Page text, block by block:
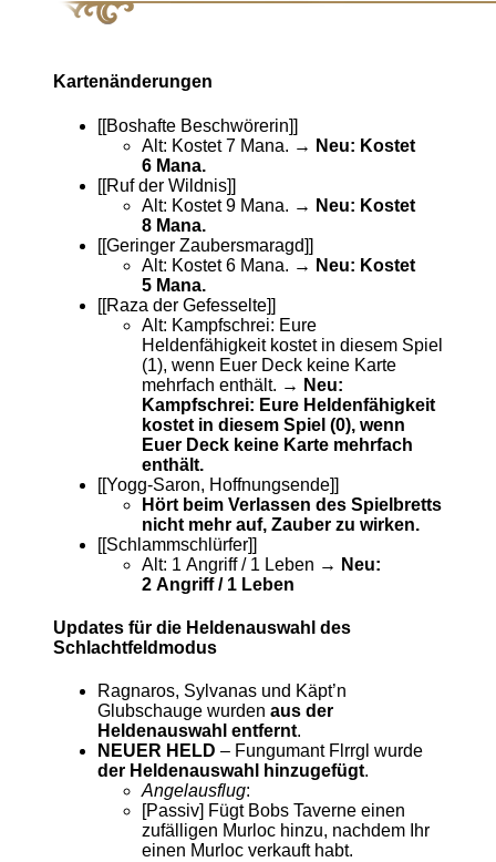
Kartenänderungen
[[Boshafte Beschwörerin]]
Alt: Kostet 7 Mana. → Neu: Kostet
6 Mana.
[[Ruf der Wildnis]]
Alt: Kostet 9 Mana. → Neu: Kostet
8 Mana.
[[Geringer Zaubersmaragd]]
Alt: Kostet 6 Mana. → Neu: Kostet
5 Mana.
[[Raza der Gefesselte]]
Alt: Kampfschrei: Eure
Heldenfähigkeit kostet in diesem Spiel
(1), wenn Euer Deck keine Karte
mehrfach enthält. → Neu:
Kampfschrei: Eure Heldenfähigkeit
kostet in diesem Spiel (0), wenn
Euer Deck keine Karte mehrfach
enthält.
[[Yogg-Saron, Hoffnungsende]]
Hört beim Verlassen des Spielbretts
nicht mehr auf, Zauber zu wirken.
[[Schlammschlürfer]]
Alt: 1 Angriff / 1 Leben → Neu:
2 Angriff / 1 Leben
Updates für die Heldenauswahl des
Schlachtfeldmodus
Ragnaros, Sylvanas und Käpt’n
Glubschauge wurden aus der
Heldenauswahl entfernt.
NEUER HELD – Fungumant Flrrgl wurde
der Heldenauswahl hinzugefügt.
Angelausflug:
[Passiv] Fügt Bobs Taverne einen
zufälligen Murloc hinzu, nachdem Ihr
einen Murloc verkauft habt.